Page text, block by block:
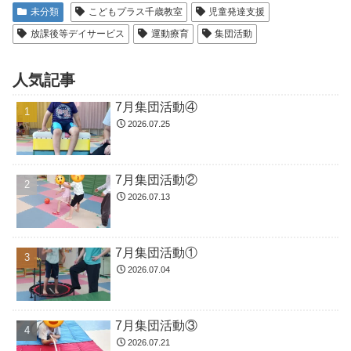
未分類 こどもプラス千歳教室
児童発達支援
放課後等デイサービス
運動療育 集団活動
人気記事
7月集団活動④
2026.07.25
7月集団活動②
2026.07.13
7月集団活動①
2026.07.04
7月集団活動③
2026.07.21